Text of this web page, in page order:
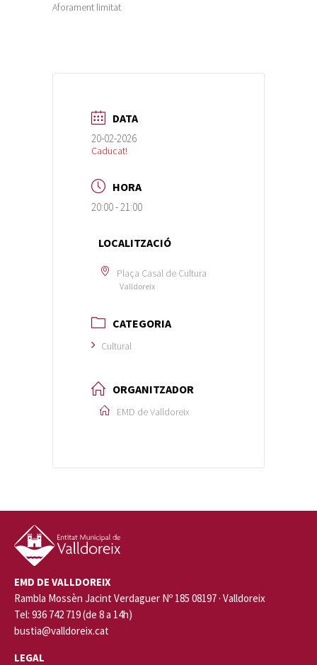
Aforament limitat
DATA
20-02-2026
Caducat!
HORA
20:00 - 21:00
LOCALITZACIÓ
Plaça Casal de Cultura
Valldoreix
CATEGORIA
Cultural
ORGANITZADOR
EMD de Valldoreix
EMD DE VALLDOREIX
Rambla Mossèn Jacint Verdaguer Nº 185 08197 · Valldoreix
Tel: 936 742 719 (de 8 a 14h)
bustia@valldoreix.cat
LEGAL